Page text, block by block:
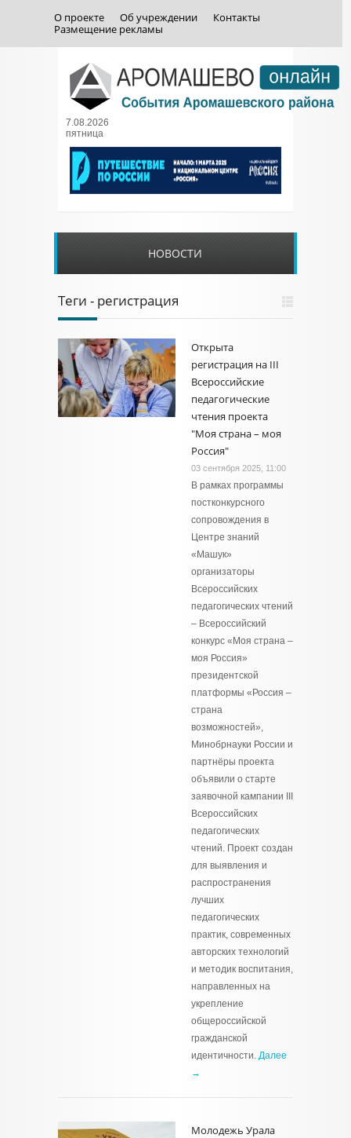
О проекте Об учреждении
Контакты
Размещение рекламы
7.08.2026
пятница
НОВОСТИ
Теги - регистрация
Открыта
регистрация на III
Всероссийские
педагогические
чтения проекта
"Моя страна – моя
Россия"
03 сентября 2025, 11:00
В рамках программы
постконкурсного
сопровождения в
Центре знаний
«Машук»
организаторы
Всероссийских
педагогических чтений
– Всероссийский
конкурс «Моя страна –
моя Россия»
президентской
платформы «Россия –
страна
возможностей»,
Минобрнауки России и
партнёры проекта
объявили о старте
заявочной кампании III
Всероссийских
педагогических
чтений. Проект создан
для выявления и
распространения
лучших
педагогических
практик, современных
авторских технологий
и методик воспитания,
направленных на
укрепление
общероссийской
гражданской
идентичности. Далее
→
Молодежь Урала